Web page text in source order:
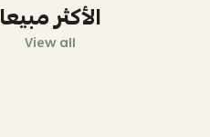
الأكثر مبيعا
View all